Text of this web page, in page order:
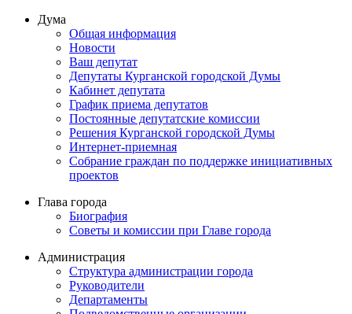
Дума
Общая информация
Новости
Ваш депутат
Депутаты Курганской городской Думы
Кабинет депутата
График приема депутатов
Постоянные депутатские комиссии
Решения Курганской городской Думы
Интернет-приемная
Собрание граждан по поддержке инициативных
проектов
Глава города
Биография
Советы и комиссии при Главе города
Администрация
Структура администрации города
Руководители
Департаменты